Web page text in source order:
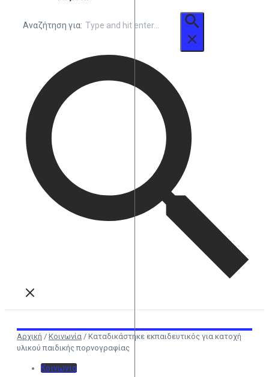
Αναζήτηση για:
Αρχική / Κοινωνία / Καταδικάστηκε εκπαιδευτικός για κατοχή
υλικού παιδικής πορνογραφίας
Κοινωνία